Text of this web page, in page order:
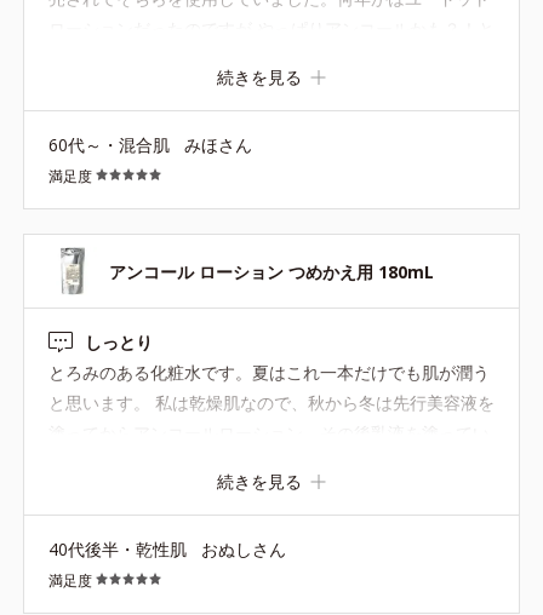
ですが、特に乾燥する季節は特にアンコールローションが
私には合っている気がします。顔全体から首元まで使って
います。
続きを見る
60代～・混合肌 みほさん
満足度
アンコール ローション つめかえ用 180mL
しっとり
とろみのある化粧水です。夏はこれ一本だけでも肌が潤う
と思います。 私は乾燥肌なので、秋から冬は先行美容液を
続きを見る
40代後半・乾性肌 おぬしさん
満足度